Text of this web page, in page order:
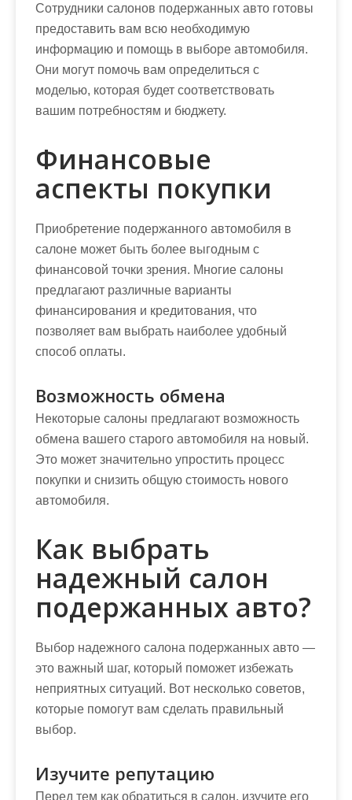
Сотрудники салонов подержанных авто готовы
предоставить вам всю необходимую
информацию и помощь в выборе автомобиля.
Они могут помочь вам определиться с
моделью, которая будет соответствовать
вашим потребностям и бюджету.
Финансовые
аспекты покупки
Приобретение подержанного автомобиля в
салоне может быть более выгодным с
финансовой точки зрения. Многие салоны
предлагают различные варианты
финансирования и кредитования, что
позволяет вам выбрать наиболее удобный
способ оплаты.
Возможность обмена
Некоторые салоны предлагают возможность
обмена вашего старого автомобиля на новый.
Это может значительно упростить процесс
покупки и снизить общую стоимость нового
автомобиля.
Как выбрать
надежный салон
подержанных авто?
Выбор надежного салона подержанных авто —
это важный шаг, который поможет избежать
неприятных ситуаций. Вот несколько советов,
которые помогут вам сделать правильный
выбор.
Изучите репутацию
Перед тем как обратиться в салон, изучите его